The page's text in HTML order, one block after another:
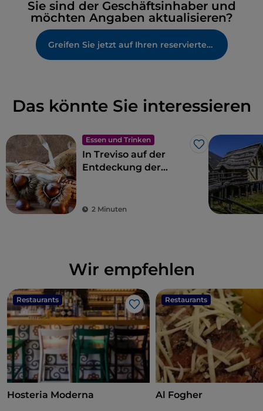
Sie sind der Geschäftsinhaber und
möchten Angaben aktualisieren?
Greifen Sie jetzt auf Ihren reservierten Bereich zu
Das könnte Sie interessieren
Essen und Trinken
Like
In Treviso auf der
Entdeckung der
2 Minuten
Wir empfehlen
Restaurants
Like
Hosteria Moderna
Restaurants
Al Fogher